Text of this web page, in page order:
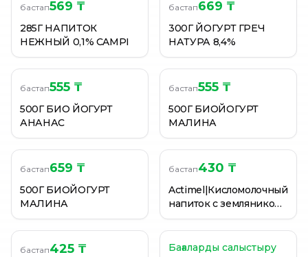
бастап569 ₸
285Г НАПИТОК
НЕЖНЫЙ 0,1% CAMPI
бастап669 ₸
300Г ЙОГУРТ ГРЕЧ
НАТУРА 8,4%
бастап555 ₸
500Г БИО ЙОГУРТ
АНАНАС
бастап555 ₸
500Г БИОЙОГУРТ
МАЛИНА
бастап659 ₸
500Г БИОЙОГУРТ
МАЛИНА
бастап430 ₸
Actimel|Кисломолочный
напиток с земляникой
и шиповником 2,5%
100г
бастап425 ₸
Бағаларды салыстыру
АКТИВИА| ДК Йогурт Питьевой Злаки 2,2% 270г
АКТИВИА| ДК Йогурт Питьевой Злаки 2,2% 270г
АКТИВИА| ДК Йогурт Питьевой Злаки 2,2% 270г